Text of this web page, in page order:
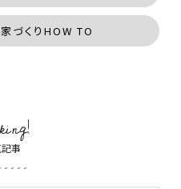
づくりHOW TO
事